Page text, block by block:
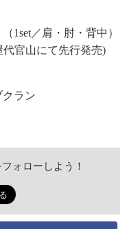
1set／肩・肘・背中）
代官山にて先行発売)
クラン
フォローしよう！